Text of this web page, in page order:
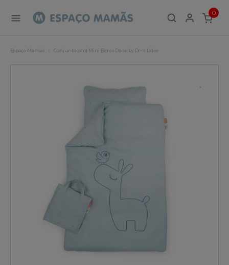
0
ITEMS
Espaço Mamãs Conjunto para Mini Berço Done by Deer Lalee